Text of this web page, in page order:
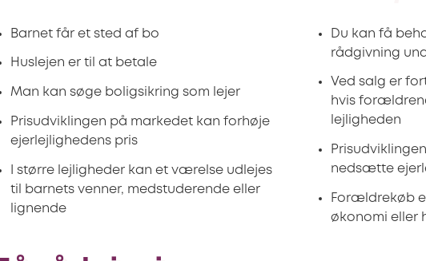
Barnet får et sted af bo
Huslejen er til at betale
Man kan søge boligsikring som lejer
Prisudviklingen på markedet kan forhøje
ejerlejlighedens pris
I større lejligheder kan et værelse udlejes
til barnets venner, medstuderende eller
lignende
Du kan få
rådgivning
Ved salg er
hvis
lejligheden
nedsætte
Forældrekøb
økonomi eller